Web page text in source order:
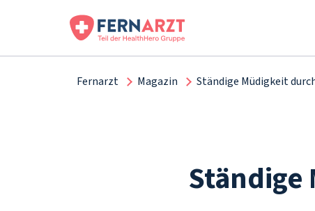
Fernarzt Magazin Ständige Müdigkeit